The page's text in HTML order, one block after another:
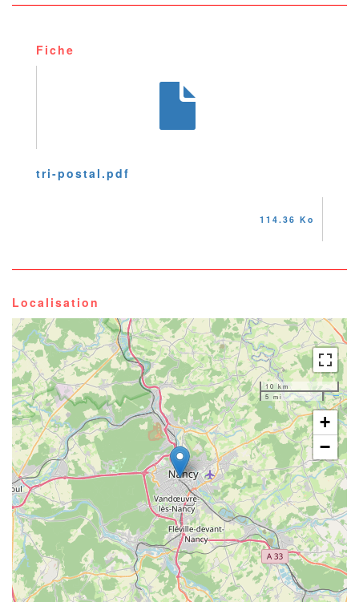
Fiche
tri-postal.pdf
114.36 Ko
Localisation
10 km
5 mi
+
−